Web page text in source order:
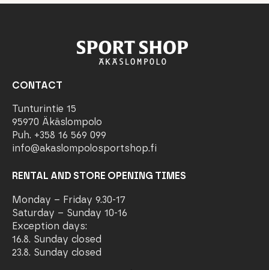
CONTACT
Tunturintie 15
95970 Äkäslompolo
Puh. +358 16 569 099
info@akaslompolosportshop.fi
RENTAL AND STORE OPENING TIMES
Monday – Friday 9.30-17
Saturday – Sunday 10-16
Exception days:
16.8. Sunday closed
23.8. Sunday closed